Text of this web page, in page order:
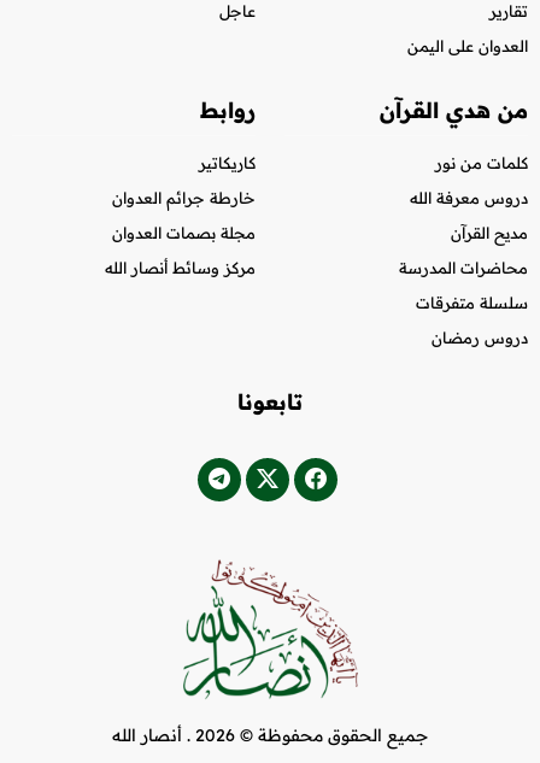
تقارير
العدوان على اليمن
عاجل
من هدي القرآن
كلمات من نور
دروس معرفة الله
مديح القرآن
محاضرات المدرسة
سلسلة متفرقات
دروس رمضان
روابط
كاريكاتير
خارطة جرائم العدوان
مجلة بصمات العدوان
مركز وسائط أنصار الله
تابعونا
جميع الحقوق محفوظة © 2026 . أنصار الله